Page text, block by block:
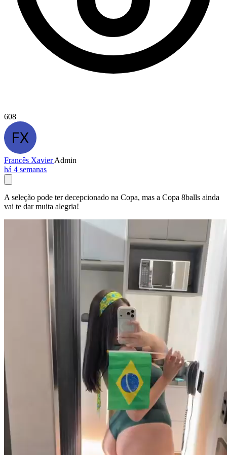
608
Francês XavierAdmin
há 4 semanas
A seleção pode ter decepcionado na Copa, mas a Copa 8balls ainda
vai te dar muita alegria!